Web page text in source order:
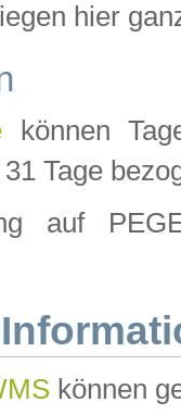
hier
können
Tage
auf
können